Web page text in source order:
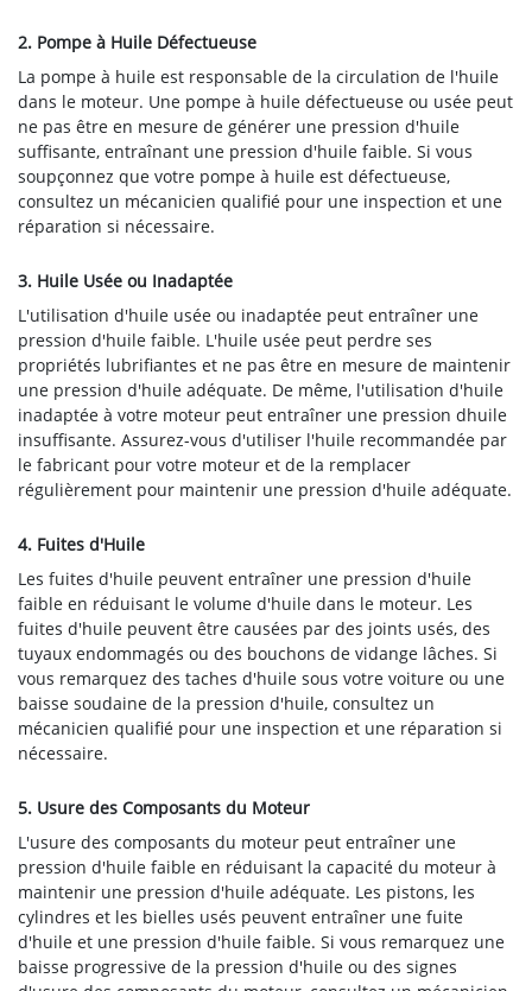
2. Pompe à Huile Défectueuse
La pompe à huile est responsable de la circulation de l'huile
dans le moteur. Une pompe à huile défectueuse ou usée peut
ne pas être en mesure de générer une pression d'huile
suffisante, entraînant une pression d'huile faible. Si vous
soupçonnez que votre pompe à huile est défectueuse,
consultez un mécanicien qualifié pour une inspection et une
réparation si nécessaire.
3. Huile Usée ou Inadaptée
L'utilisation d'huile usée ou inadaptée peut entraîner une
pression d'huile faible. L'huile usée peut perdre ses
propriétés lubrifiantes et ne pas être en mesure de maintenir
une pression d'huile adéquate. De même, l'utilisation d'huile
inadaptée à votre moteur peut entraîner une pression dhuile
insuffisante. Assurez-vous d'utiliser l'huile recommandée par
le fabricant pour votre moteur et de la remplacer
régulièrement pour maintenir une pression d'huile adéquate.
4. Fuites d'Huile
Les fuites d'huile peuvent entraîner une pression d'huile
faible en réduisant le volume d'huile dans le moteur. Les
fuites d'huile peuvent être causées par des joints usés, des
tuyaux endommagés ou des bouchons de vidange lâches. Si
vous remarquez des taches d'huile sous votre voiture ou une
baisse soudaine de la pression d'huile, consultez un
mécanicien qualifié pour une inspection et une réparation si
nécessaire.
5. Usure des Composants du Moteur
L'usure des composants du moteur peut entraîner une
pression d'huile faible en réduisant la capacité du moteur à
maintenir une pression d'huile adéquate. Les pistons, les
cylindres et les bielles usés peuvent entraîner une fuite
d'huile et une pression d'huile faible. Si vous remarquez une
baisse progressive de la pression d'huile ou des signes